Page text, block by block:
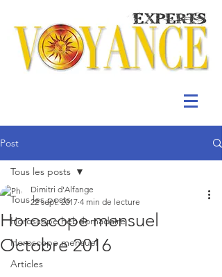
Post
Tous les posts
Horoscope hebdomadaire
Horoscope mensuel
Articles
Tous les posts
Horoscope mensuel
Octobre 2016
Dimitri d'Alfange
22 sept. 2017 4 min de lecture